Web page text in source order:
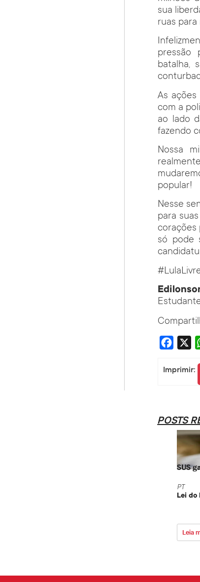
sua
ruas
pressão
batalha,
As
com a
ao lado
fazendo
Nossa
popular!
Nesse
para
corações
só pode
Imprimir:
POSTS
SUS
PT
Lei do
Leia